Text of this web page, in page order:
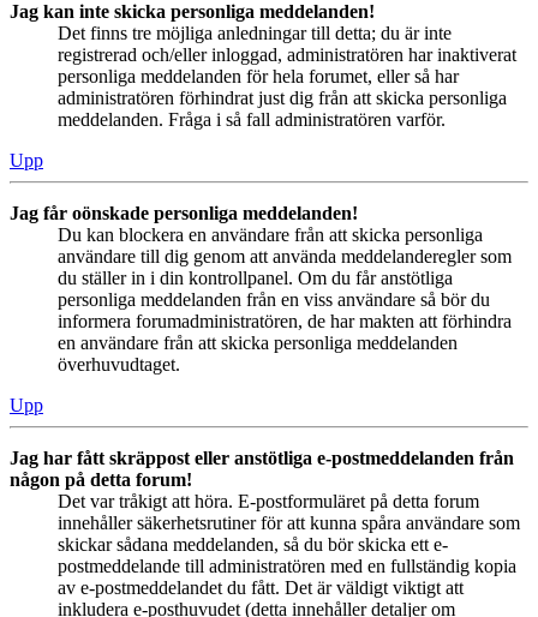
Jag kan inte skicka personliga meddelanden!
Det finns tre möjliga anledningar till detta; du är inte
registrerad och/eller inloggad, administratören har inaktiverat
personliga meddelanden för hela forumet, eller så har
administratören förhindrat just dig från att skicka personliga
meddelanden. Fråga i så fall administratören varför.
Upp
Jag får oönskade personliga meddelanden!
Du kan blockera en användare från att skicka personliga
användare till dig genom att använda meddelanderegler som
du ställer in i din kontrollpanel. Om du får anstötliga
personliga meddelanden från en viss användare så bör du
informera forumadministratören, de har makten att förhindra
en användare från att skicka personliga meddelanden
överhuvudtaget.
Upp
Jag har fått skräppost eller anstötliga e-postmeddelanden från
någon på detta forum!
Det var tråkigt att höra. E-postformuläret på detta forum
innehåller säkerhetsrutiner för att kunna spåra användare som
skickar sådana meddelanden, så du bör skicka ett e-
postmeddelande till administratören med en fullständig kopia
av e-postmeddelandet du fått. Det är väldigt viktigt att
inkludera e-posthuvudet (detta innehåller detaljer om